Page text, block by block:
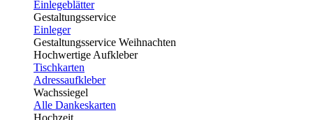
Einlegeblätter
Gestaltungsservice
Einleger
Gestaltungsservice Weihnachten
Hochwertige Aufkleber
Tischkarten
Adressaufkleber
Wachssiegel
Alle Dankeskarten
Hochzeit